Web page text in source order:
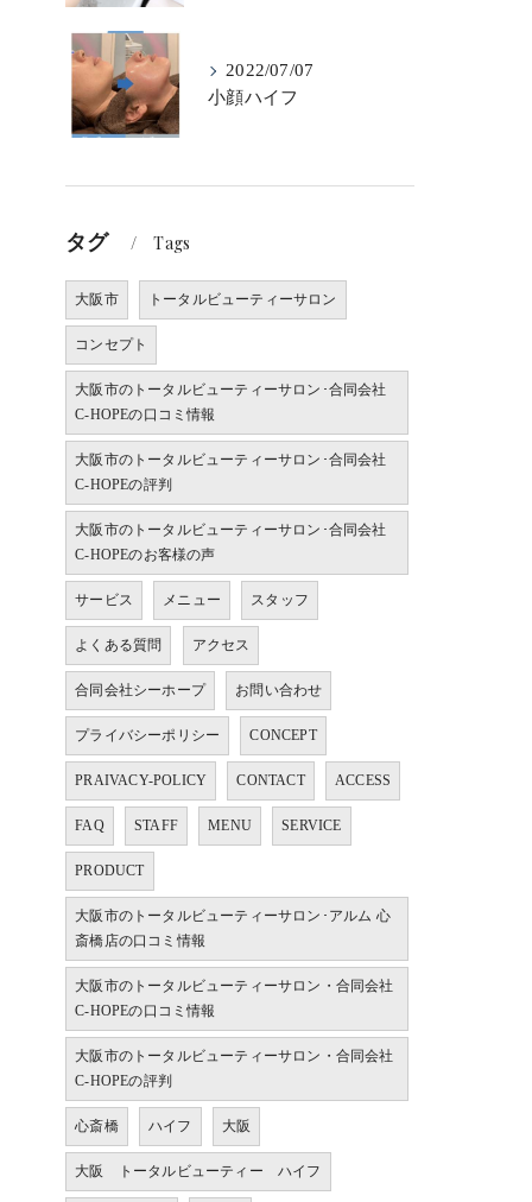
2022/07/07
小顔ハイフ
タグ Tags
大阪市 トータルビューティーサロン
コンセプト
大阪市のトータルビューティーサロン･合同会社
C-HOPEの口コミ情報
大阪市のトータルビューティーサロン･合同会社
C-HOPEの評判
大阪市のトータルビューティーサロン･合同会社
C-HOPEのお客様の声
サービス メニュー スタッフ
よくある質問 アクセス
合同会社シーホープ お問い合わせ
プライバシーポリシー CONCEPT
PRAIVACY-POLICY CONTACT ACCESS
FAQ STAFF MENU SERVICE
PRODUCT
大阪市のトータルビューティーサロン･アルム 心
斎橋店の口コミ情報
大阪市のトータルビューティーサロン・合同会社
C-HOPEの口コミ情報
大阪市のトータルビューティーサロン・合同会社
C-HOPEの評判
心斎橋 ハイフ 大阪
大阪 トータルビューティー ハイフ